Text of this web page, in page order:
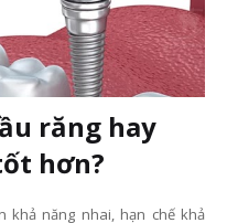
răng hay
hơn?
khả năng nhai, hạn chế khả